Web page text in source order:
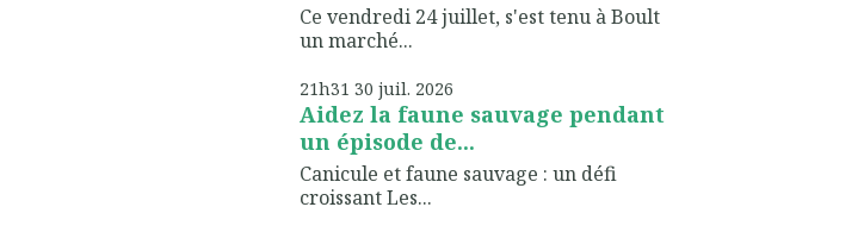
Ce vendredi 24 juillet, s'est tenu à Boult
un marché...
21h31 30 juil. 2026
Aidez la faune sauvage pendant
un épisode de...
Canicule et faune sauvage : un défi
croissant Les...